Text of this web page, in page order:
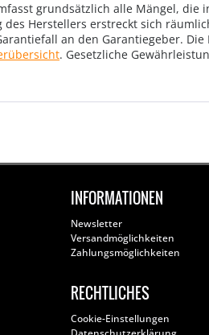
grundsätzlich alle Mängel,
Herstellers erstreckt sich
an den Garantiegeber.
. Gesetzliche
INFORMATIONEN
Newsletter
Versandmöglichkeiten
Zahlungsmöglichkeiten
RECHTLICHES
Cookie-Einstellungen